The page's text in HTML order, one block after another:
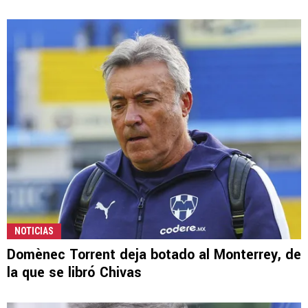
NOTICIAS
Domènec Torrent deja botado al Monterrey, de
la que se libró Chivas